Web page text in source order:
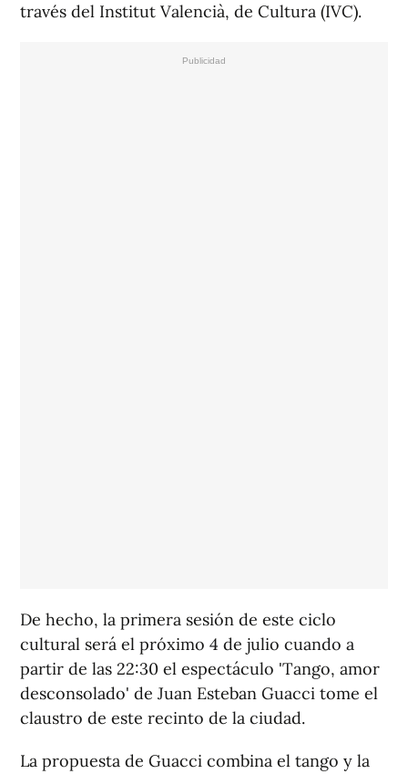
través del Institut Valencià, de Cultura (IVC).
De hecho, la primera sesión de este ciclo
cultural será el próximo 4 de julio cuando a
partir de las 22:30 el espectáculo 'Tango, amor
desconsolado' de Juan Esteban Guacci tome el
claustro de este recinto de la ciudad.
La propuesta de Guacci combina el tango y la